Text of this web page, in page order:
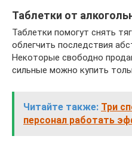
Таблетки от
Таблетки помогут снять
облегчить последствия
Некоторые свободно
сильные можно купить
Читайте также: Три
персонал работать